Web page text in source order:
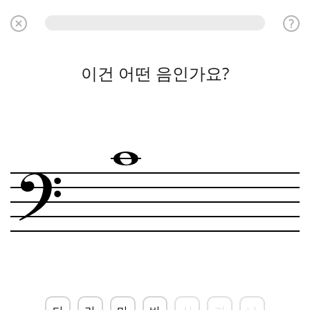
이건 어떤 음인가요?
? w